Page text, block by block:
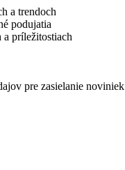
a trendoch
podujatia
príležitostiach
pre zasielanie noviniek